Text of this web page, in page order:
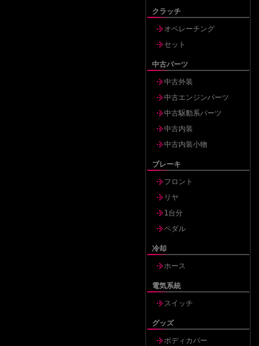
クラッチ
オペレーチング
セット
中古パーツ
中古外装
中古エンジンパーツ
中古駆動系パーツ
中古内装
中古内装小物
ブレーキ
フロント
リヤ
1台分
ペダル
冷却
ホース
電気系統
スイッチ
グッズ
ボディカバー